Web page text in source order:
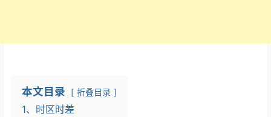
本文目录 折叠目录
1、时区时差